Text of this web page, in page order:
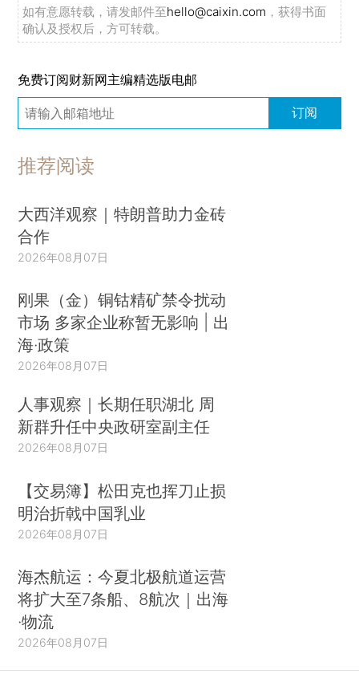
如有意愿转载，请发邮件至hello@caixin.com ，获得书面
确认及授权后，方可转载。
免费订阅财新网主编精选版电邮
订阅
推荐阅读
大西洋观察｜特朗普助力金砖
合作
2026年08月07日
刚果（金）铜钴精矿禁令扰动
市场 多家企业称暂无影响 | 出
海·政策
2026年08月07日
人事观察｜长期任职湖北 周
新群升任中央政研室副主任
2026年08月07日
【交易簿】松田克也挥刀止损
明治折戟中国乳业
2026年08月07日
海杰航运：今夏北极航道运营
将扩大至7条船、8航次｜出海
·物流
2026年08月07日